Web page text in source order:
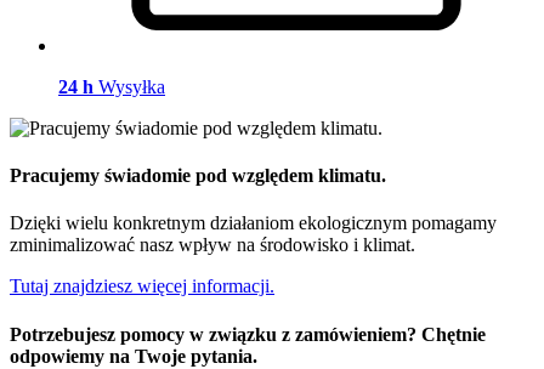
24 h Wysyłka
Pracujemy świadomie pod względem klimatu.
Dzięki wielu konkretnym działaniom ekologicznym pomagamy
zminimalizować nasz wpływ na środowisko i klimat.
Tutaj znajdziesz więcej informacji.
Potrzebujesz pomocy w związku z zamówieniem? Chętnie
odpowiemy na Twoje pytania.